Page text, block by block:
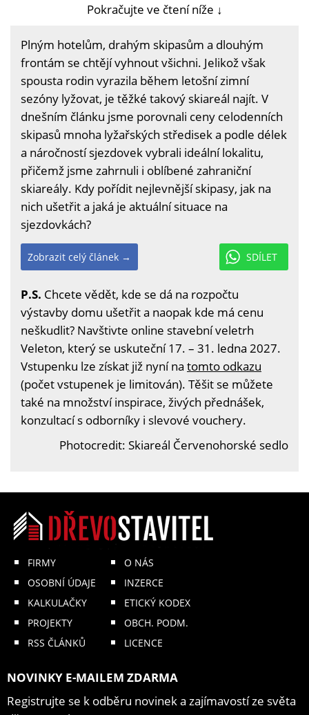
Pokračujte ve čtení níže ↓
Plným hotelům, drahým skipasům a dlouhým
frontám se chtějí vyhnout všichni. Jelikož však
spousta rodin vyrazila během letošní zimní
sezóny lyžovat, je těžké takový skiareál najít. V
dnešním článku jsme porovnali ceny celodenních
skipasů mnoha lyžařských středisek a podle délek
a náročností sjezdovek vybrali ideální lokalitu,
přičemž jsme zahrnuli i oblíbené zahraniční
skiareály. Kdy pořídit nejlevnější skipasy, jak na
nich ušetřit a jaká je aktuální situace na
sjezdovkách?
SDÍLET
Zobrazit celý článek →
P.S. Chcete vědět, kde se dá na rozpočtu
výstavby domu ušetřit a naopak kde má cenu
neškudlit? Navštivte online stavební veletrh
Veleton, který se uskuteční 17. – 31. ledna 2027.
Vstupenku lze získat již nyní na tomto odkazu
(počet vstupenek je limitován). Těšit se můžete
také na množství inspirace, živých přednášek,
konzultací s odborníky i slevové vouchery.
Photocredit: Skiareál Červenohorské sedlo
FIRMY
OSOBNÍ ÚDAJE
KALKULAČKY
PROJEKTY
RSS ČLÁNKŮ
O NÁS
INZERCE
ETICKÝ KODEX
OBCH. PODM.
LICENCE
NOVINKY E-MAILEM ZDARMA
Registrujte se k odběru novinek a zajímavostí ze světa